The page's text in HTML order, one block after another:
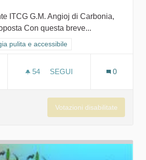
ITCG G.M. Angioj di Carbonia,
Con questa breve...
categoria: GOAL 7 - Energia pulita e
pulita e accessibile
54 54 SOSTENITORI
SEGUI
0
Votazioni disabilitate